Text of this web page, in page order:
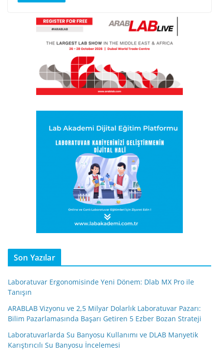
Son Yazılar
Laboratuvar Ergonomisinde Yeni Dönem: Dlab MX Pro ile
Tanışın
ARABLAB Vizyonu ve 2,5 Milyar Dolarlık Laboratuvar Pazarı:
Bilim Pazarlamasında Başarı Getiren 5 Ezber Bozan Strateji
Laboratuvarlarda Su Banyosu Kullanımı ve DLAB Manyetik
Karıştırıcılı Su Banyosu İncelemesi